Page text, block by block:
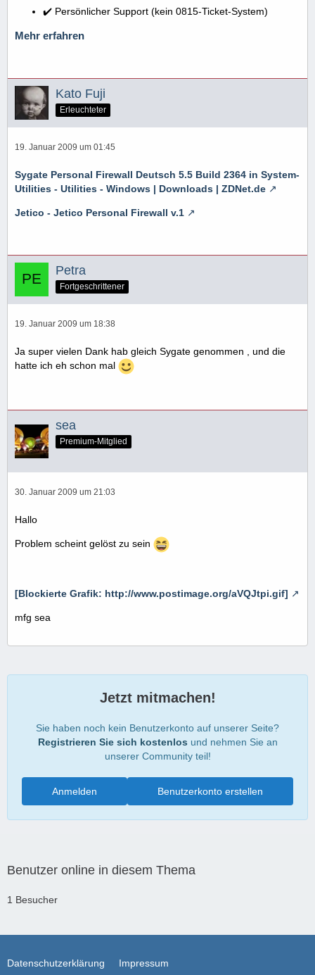
✔️ Persönlicher Support (kein 0815-Ticket-System)
Mehr erfahren
Kato Fuji
Erleuchteter
19. Januar 2009 um 01:45
Sygate Personal Firewall Deutsch 5.5 Build 2364 in System-
Utilities - Utilities - Windows | Downloads | ZDNet.de
Jetico - Jetico Personal Firewall v.1
Petra
Fortgeschrittener
19. Januar 2009 um 18:38
Ja super vielen Dank hab gleich Sygate genommen , und die
hatte ich eh schon mal
sea
Premium-Mitglied
30. Januar 2009 um 21:03
Hallo
Problem scheint gelöst zu sein
[Blockierte Grafik: http://www.postimage.org/aVQJtpi.gif]
mfg sea
Jetzt mitmachen!
Sie haben noch kein Benutzerkonto auf unserer Seite?
Registrieren Sie sich kostenlos und nehmen Sie an
unserer Community teil!
Benutzerkonto erstellen
Anmelden
Benutzer online in diesem Thema
1 Besucher
Datenschutzerklärung Impressum